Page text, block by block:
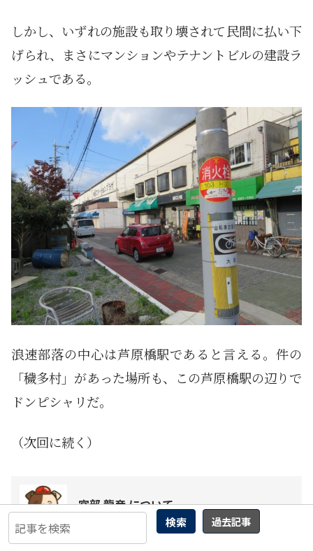
検索 過去記事
しかし、いずれの施設も取り壊されて民間に払い下
げられ、まさにマンションやテナントビルの建設ラ
ッシュである。
浪速部落の中心は芦原橋駅であると言える。件の
「穢多村」があった場所も、この芦原橋駅の辺りで
ドンピシャリだ。
（次回に続く）
宮部 龍彦 について
ジャーナリスト、ソフトウェアアーキテク